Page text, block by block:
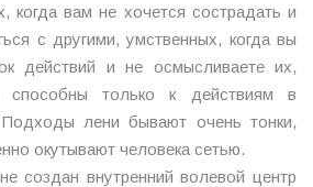
когда вам не хочется сострадать и
с другими, умственных, когда вы
действий и не осмысливаете их,
способны только к действиям в
лени бывают очень тонки,
окутывают человека сетью.
создан внутренний волевой центр